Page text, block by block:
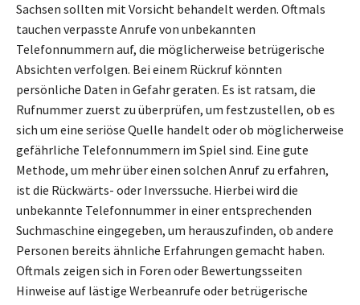
Sachsen sollten mit Vorsicht behandelt werden. Oftmals
tauchen verpasste Anrufe von unbekannten
Telefonnummern auf, die möglicherweise betrügerische
Absichten verfolgen. Bei einem Rückruf könnten
persönliche Daten in Gefahr geraten. Es ist ratsam, die
Rufnummer zuerst zu überprüfen, um festzustellen, ob es
sich um eine seriöse Quelle handelt oder ob möglicherweise
gefährliche Telefonnummern im Spiel sind. Eine gute
Methode, um mehr über einen solchen Anruf zu erfahren,
ist die Rückwärts- oder Inverssuche. Hierbei wird die
unbekannte Telefonnummer in einer entsprechenden
Suchmaschine eingegeben, um herauszufinden, ob andere
Personen bereits ähnliche Erfahrungen gemacht haben.
Oftmals zeigen sich in Foren oder Bewertungsseiten
Hinweise auf lästige Werbeanrufe oder betrügerische